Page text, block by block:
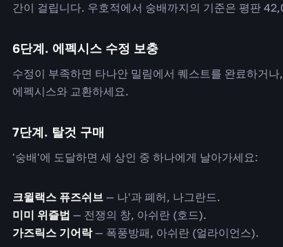
간이 걸립니다. 우호적에서 숭배까지의 기준은 평판
6단계. 에펙시스 수정 보충
수정이 부족하면 타나안 밀림에서 퀘스트를 완료하거
에펙시스와 교환하세요.
7단계. 탈것 구매
'숭배'에 도달하면 세 상인 중 하나에게 날아가세요:
크윌랙스 퓨즈쉬브 — 나'과 폐허, 나그란드.
미미 위즐법 — 전쟁의 창, 아쉬란 (호드).
가즈릭스 기어락— 폭풍방패, 아쉬란 (얼라이언스).